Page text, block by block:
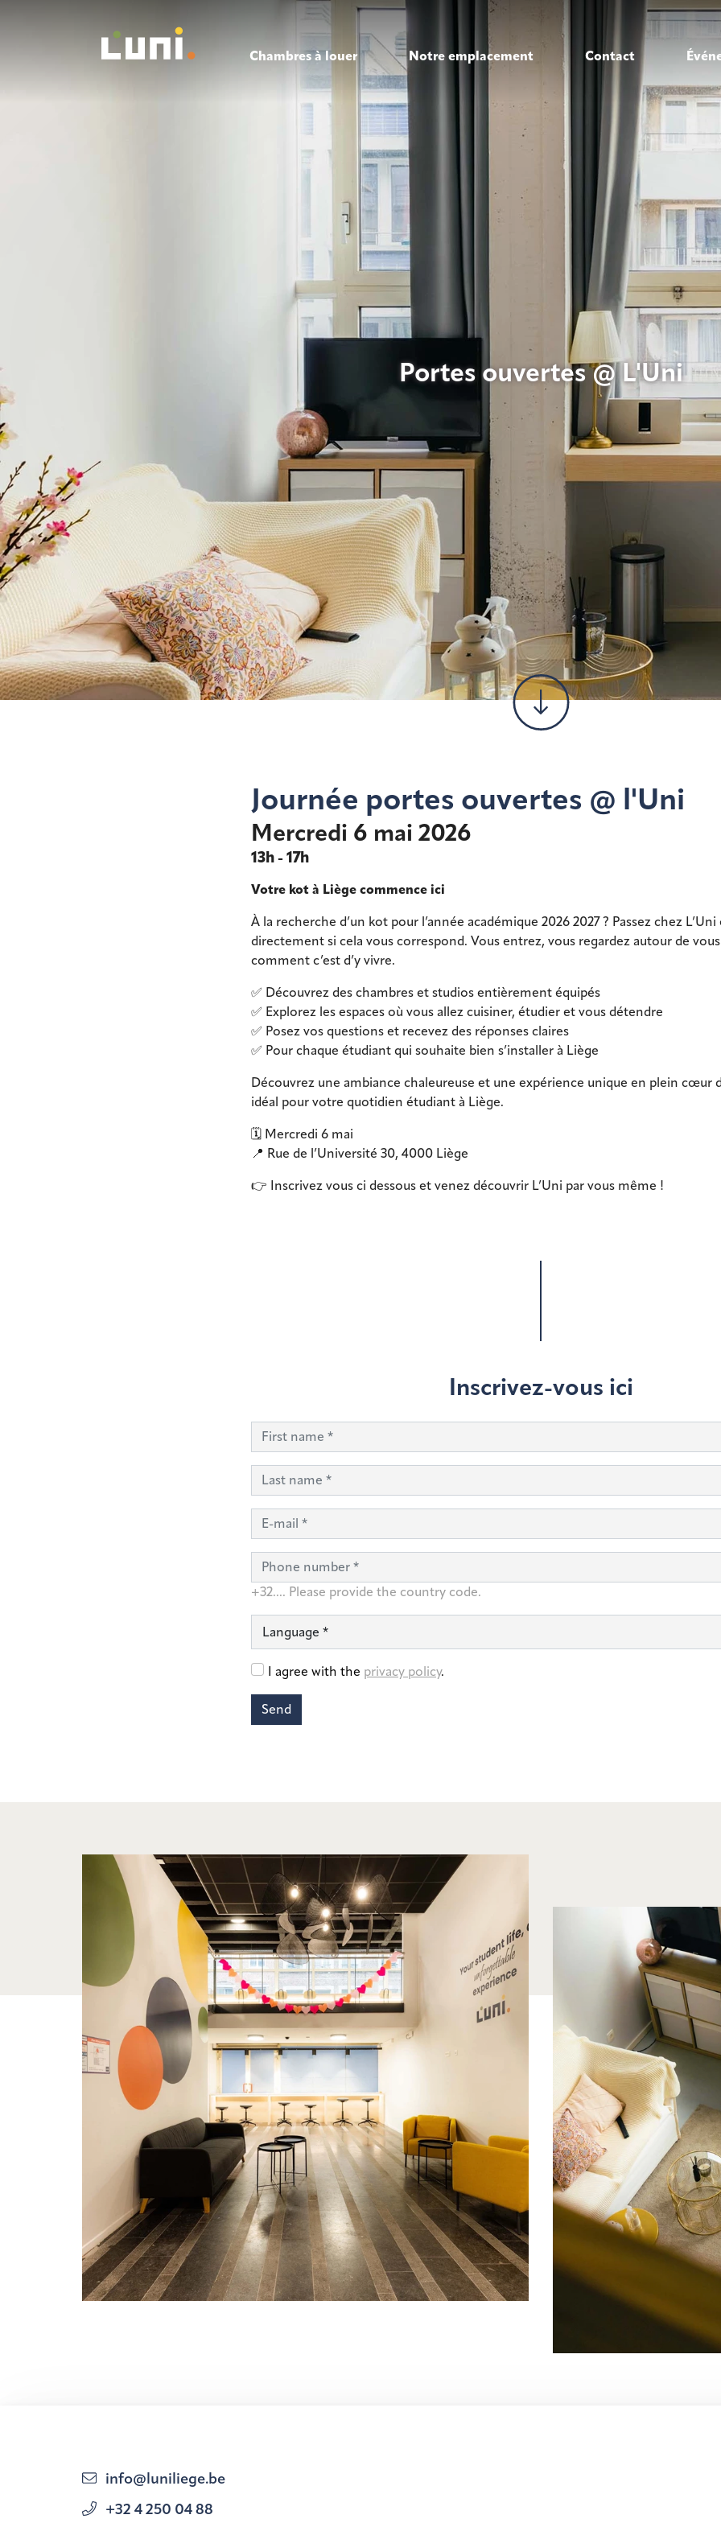
Chambres à louer Notre emplacement Contact
Portes ouvertes @ L'Uni
Journée portes ouvertes @ l'Uni
Mercredi 6 mai 2026
13h - 17h
Votre kot à Liège commence ici
À la recherche d’un kot pour l’année académique 2026 2027 ? Passez chez
directement si cela vous correspond. Vous entrez, vous regardez autour de
comment c’est d’y vivre.
✅ Découvrez des chambres et studios entièrement équipés
✅ Explorez les espaces où vous allez cuisiner, étudier et vous détendre
✅ Posez vos questions et recevez des réponses claires
✅ Pour chaque étudiant qui souhaite bien s’installer à Liège
Découvrez une ambiance chaleureuse et une expérience unique en plein cœur
idéal pour votre quotidien étudiant à Liège.
🗓️ Mercredi 6 mai
📍 Rue de l’Université 30, 4000 Liège
👉 Inscrivez vous ci dessous et venez découvrir L’Uni par vous même !
Inscrivez-vous ici
info@luniliege.be
+32 4 250 04 88